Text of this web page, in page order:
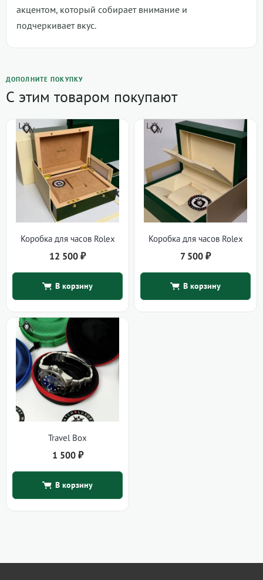
акцентом, который собирает внимание и
подчеркивает вкус.
ДОПОЛНИТЕ ПОКУПКУ
С этим товаром покупают
Коробка для часов Rolex
12 500 ₽
В корзину
Коробка для часов Rolex
7 500 ₽
В корзину
Travel Box
1 500 ₽
В корзину